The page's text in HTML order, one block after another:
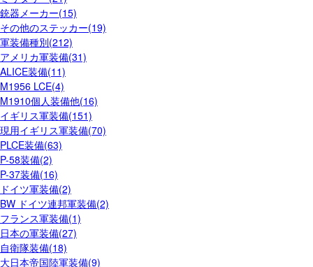
銃器メーカー(15)
その他のステッカー(19)
軍装備種別(212)
アメリカ軍装備(31)
ALICE装備(11)
M1956 LCE(4)
M1910個人装備他(16)
イギリス軍装備(151)
現用イギリス軍装備(70)
PLCE装備(63)
P-58装備(2)
P-37装備(16)
ドイツ軍装備(2)
BW ドイツ連邦軍装備(2)
フランス軍装備(1)
日本の軍装備(27)
自衛隊装備(18)
大日本帝国陸軍装備(9)